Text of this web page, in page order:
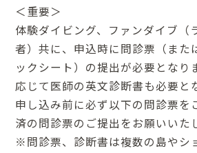
＜重要＞
体験ダイビング、ファンダイブ（
者）共に、申込時に問診票（また
ックシート）の提出が必要となり
応じて医師の英文診断書も必要と
申し込み前に必ず以下の問診票を
済の問診票のご提出をお願いいた
※問診票、診断書は複数の島やシ